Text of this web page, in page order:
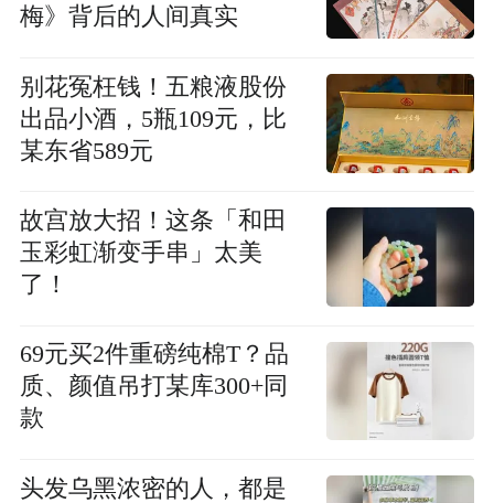
梅》背后的人间真实
别花冤枉钱！五粮液股份
出品小酒，5瓶109元，比
某东省589元
故宫放大招！这条「和田
玉彩虹渐变手串」太美
了！
69元买2件重磅纯棉T？品
质、颜值吊打某库300+同
款
头发乌黑浓密的人，都是